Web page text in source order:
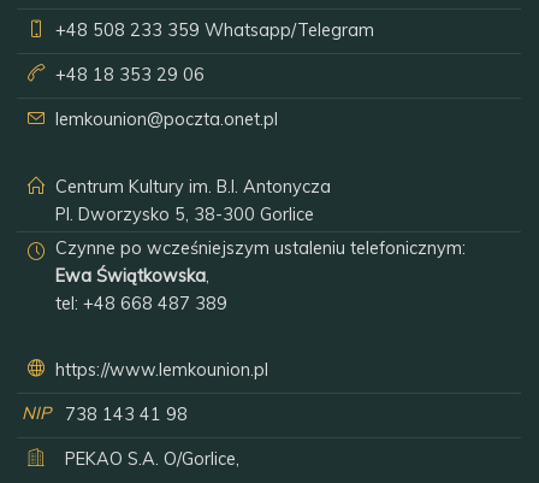
+48 508 233 359 Whatsapp/Telegram
+48 18 353 29 06
lemkounion@poczta.onet.pl
Centrum Kultury im. B.I. Antonycza
Pl. Dworzysko 5, 38-300 Gorlice
Czynne po wcześniejszym ustaleniu telefonicznym:
Ewa Świątkowska,
tel:+48 668 487 389
https://www.lemkounion.pl
NIP
738 143 41 98
PEKAO S.A. O/Gorlice,